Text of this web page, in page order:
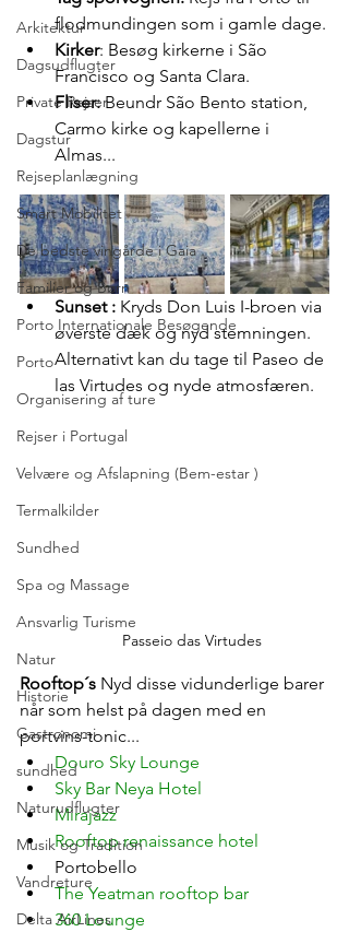
Arkitektur
Dagsudflugter
Private Rejser
Dagstur
Rejseplanlægning
Smart Mobilitet
De bedste vingårde i Gaia
Familier og Børn
Porto Internationale Besøgende
Porto
Organisering af ture
Rejser i Portugal
Velvære og Afslapning (Bem-estar )
Termalkilder
Sundhed
Spa og Massage
Ansvarlig Turisme
Natur
Historie
Gastronomi
sundhed
Naturudflugter
Musik og Tradition
Vandreture
Delta AirLines
flodmundingen som i gamle dage.
Kirker: Besøg kirkerne i São
Francisco og Santa Clara.
Fliser: Beundr São Bento station,
Carmo kirke og kapellerne i
Almas...
Sunset : Kryds Don Luis I-broen via
øverste dæk og nyd stemningen.
Alternativt kan du tage til Paseo de
las Virtudes og nyde atmosfæren.
Passeio das Virtudes
Rooftop´s Nyd disse vidunderlige barer
når som helst på dagen med en
portvins-tonic...
Douro Sky Lounge
Sky Bar Neya Hotel
Mirajazz
Rooftop renaissance hotel
Portobello
The Yeatman rooftop bar
360 Lounge